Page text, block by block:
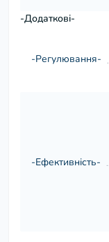
-Додаткові-
-Регулювання-
-Ефективність-